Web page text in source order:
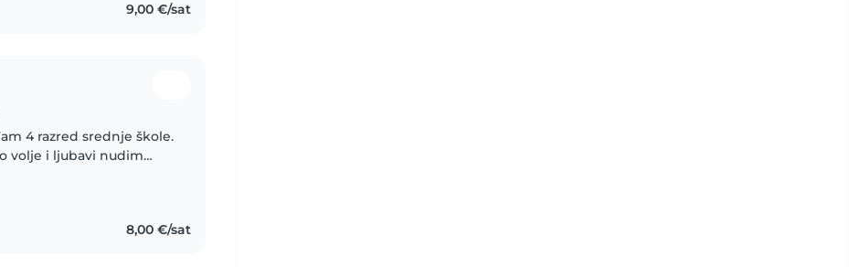
9,00 €/sat
4 razred srednje škole.
volje i ljubavi nudim
8,00 €/sat